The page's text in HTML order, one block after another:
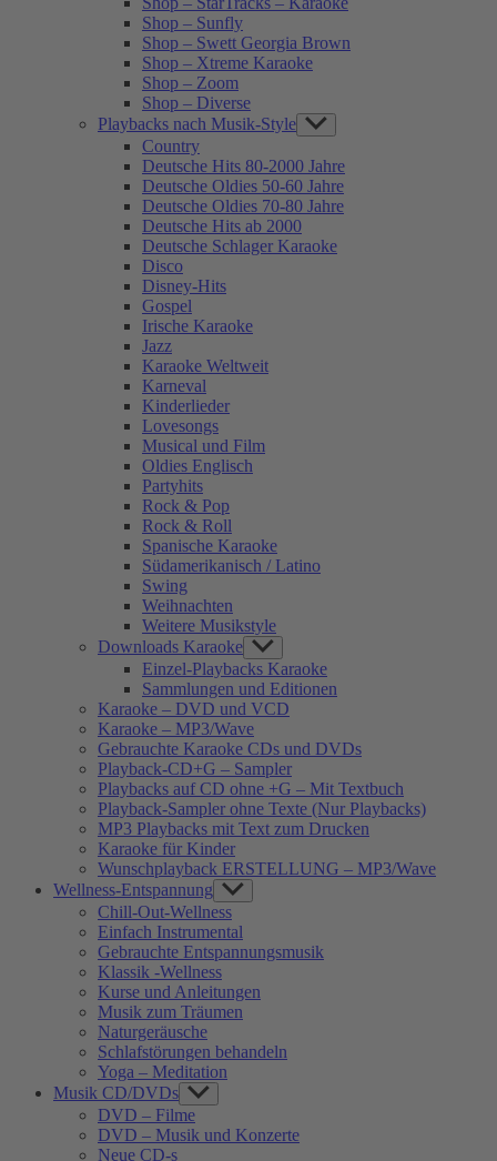
Shop – Sunfly
Shop – Swett Georgia Brown
Shop – Xtreme Karaoke
Shop – Zoom
Shop – Diverse
Playbacks nach Musik-Style Show
sub
menu
Country
Deutsche Hits 80-2000 Jahre
Deutsche Oldies 50-60 Jahre
Deutsche Oldies 70-80 Jahre
Deutsche Hits ab 2000
Deutsche Schlager Karaoke
Disco
Disney-Hits
Gospel
Irische Karaoke
Jazz
Karaoke Weltweit
Karneval
Kinderlieder
Lovesongs
Musical und Film
Oldies Englisch
Partyhits
Rock & Pop
Rock & Roll
Spanische Karaoke
Südamerikanisch / Latino
Swing
Weihnachten
Weitere Musikstyle
Downloads Karaoke Show
sub
menu
Einzel-Playbacks Karaoke
Sammlungen und Editionen
Karaoke – DVD und VCD
Karaoke – MP3/Wave
Gebrauchte Karaoke CDs und DVDs
Playback-CD+G – Sampler
Playbacks auf CD ohne +G – Mit Textbuch
Playback-Sampler ohne Texte (Nur Playbacks)
MP3 Playbacks mit Text zum Drucken
Karaoke für Kinder
Wunschplayback ERSTELLUNG – MP3/Wave
Wellness-Entspannung Show
sub
menu
Chill-Out-Wellness
Einfach Instrumental
Gebrauchte Entspannungsmusik
Klassik -Wellness
Kurse und Anleitungen
Musik zum Träumen
Naturgeräusche
Schlafstörungen behandeln
Yoga – Meditation
Musik CD/DVDs Show
sub
menu
DVD – Filme
DVD – Musik und Konzerte
Neue CD-s